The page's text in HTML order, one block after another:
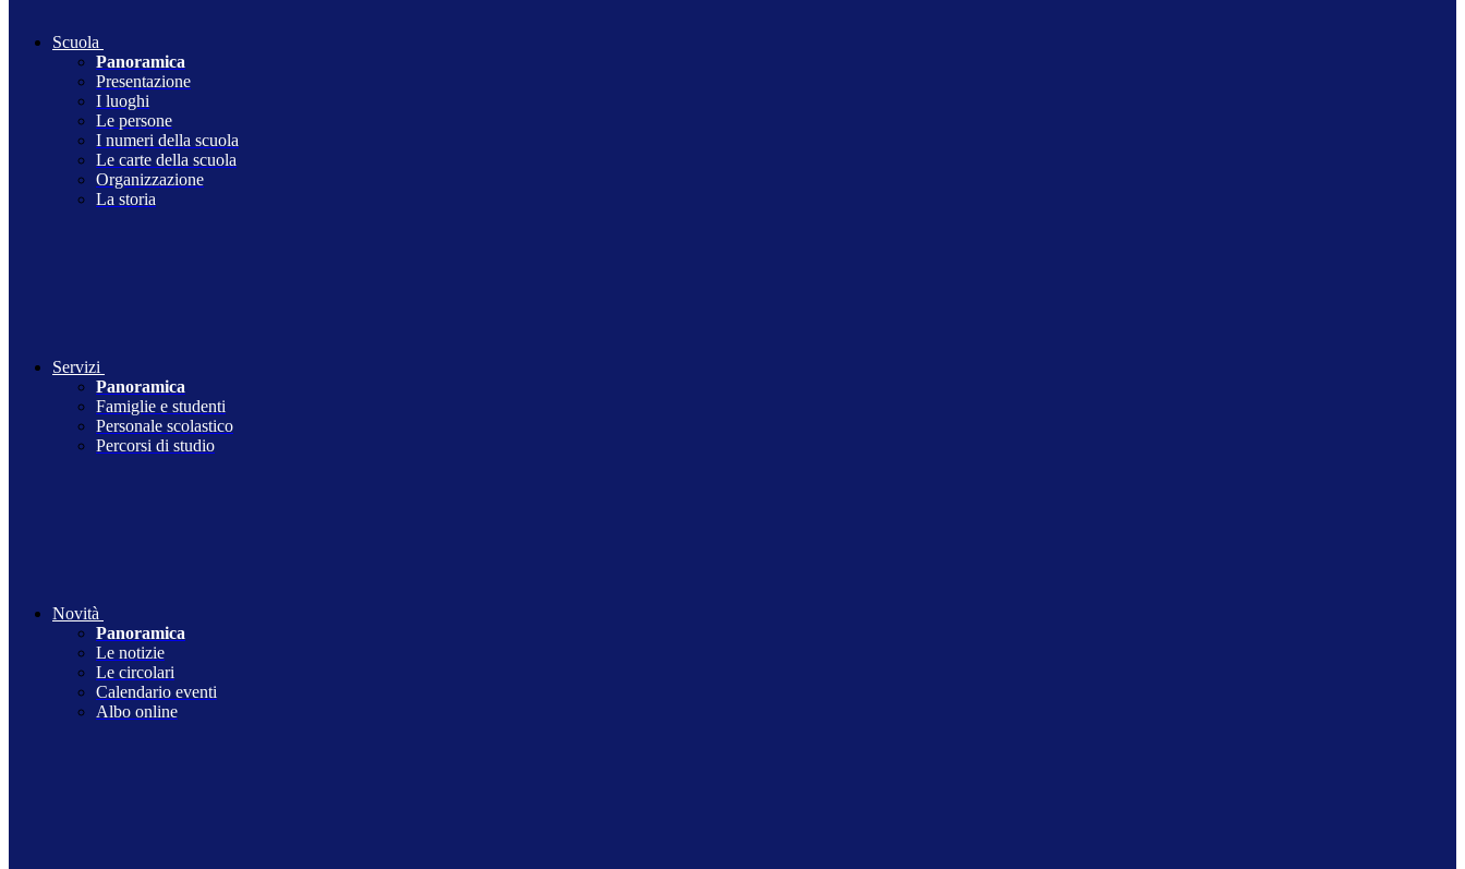
Scuola
Panoramica
Presentazione
I luoghi
Le persone
I numeri della scuola
Le carte della scuola
Organizzazione
La storia
Servizi
Panoramica
Famiglie e studenti
Personale scolastico
Percorsi di studio
Novità
Panoramica
Le notizie
Le circolari
Calendario eventi
Albo online